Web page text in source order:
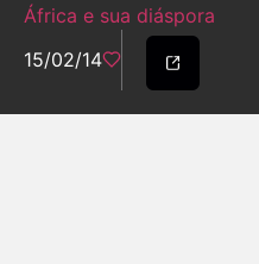
África e sua diáspora
15/02/14